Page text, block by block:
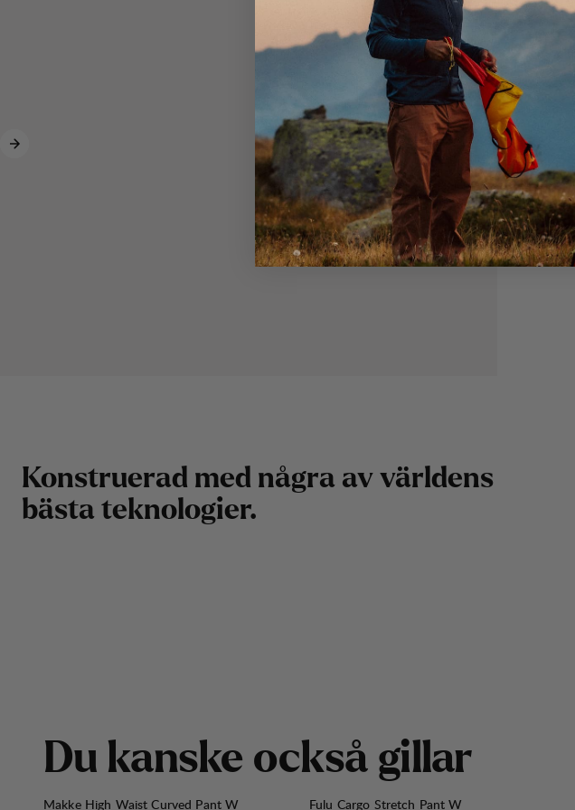
Konstruerad med några av världens
bästa teknologier.
Du kanske också gillar
Makke High Waist Curved Pant W
Fulu Cargo Stretch Pant W